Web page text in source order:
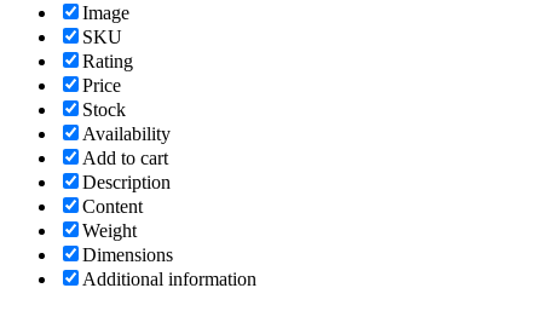
Image
SKU
Rating
Price
Stock
Availability
Add to cart
Description
Content
Weight
Dimensions
Additional information